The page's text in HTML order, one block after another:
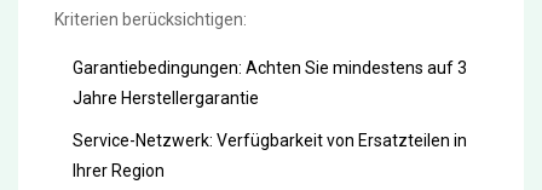
Kriterien berücksichtigen:
Garantiebedingungen: Achten Sie mindestens auf 3
Jahre Herstellergarantie
Service-Netzwerk: Verfügbarkeit von Ersatzteilen in
Ihrer Region